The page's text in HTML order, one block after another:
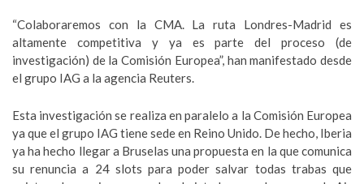
“Colaboraremos con la CMA. La ruta Londres-Madrid es
altamente competitiva y ya es parte del proceso (de
investigación) de la Comisión Europea”, han manifestado desde
el grupo IAG a la agencia Reuters.
Esta investigación se realiza en paralelo a la Comisión Europea
ya que el grupo IAG tiene sede en Reino Unido. De hecho, Iberia
ya ha hecho llegar a Bruselas una propuesta en la que comunica
su renuncia a 24 slots para poder salvar todas trabas que